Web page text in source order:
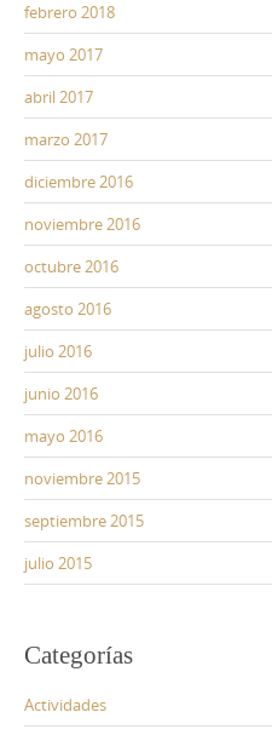
febrero 2018
mayo 2017
abril 2017
marzo 2017
diciembre 2016
noviembre 2016
octubre 2016
agosto 2016
julio 2016
junio 2016
mayo 2016
noviembre 2015
septiembre 2015
julio 2015
Categorías
Actividades